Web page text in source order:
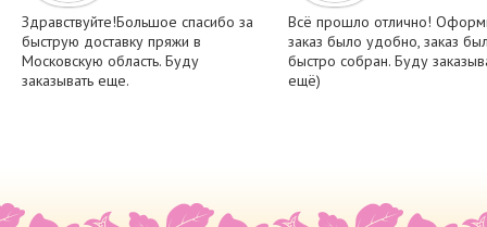
Здравствуйте!Большое спасибо за
быструю доставку пряжи в
Московскую область. Буду
заказывать еще.
Всё прошло отлично!
заказ было удобно, заказ
быстро собран. Буду
ещё)